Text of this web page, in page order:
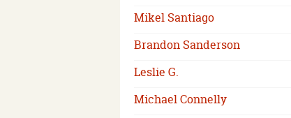
Mikel Santiago
Brandon Sanderson
Leslie G.
Michael Connelly